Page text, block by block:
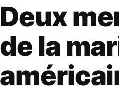
Deux
de la